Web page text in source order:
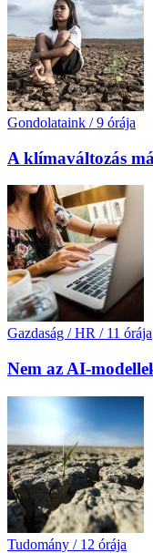
Gondolataink / 9 órája
A klímaváltozás
Gazdaság / HR / 11 órája
Nem az AI-
Tudomány / 12 órája